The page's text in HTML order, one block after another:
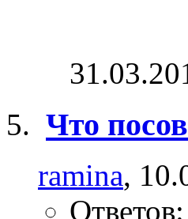
Что
ramina,
Ответов: